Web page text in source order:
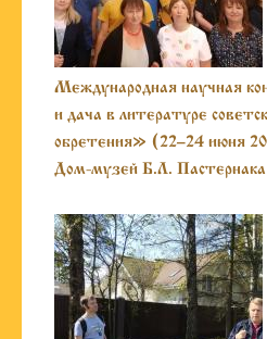
Международная научная
и дача в литературе
обретения» (22–24 июня
Дом-музей Б.Л.